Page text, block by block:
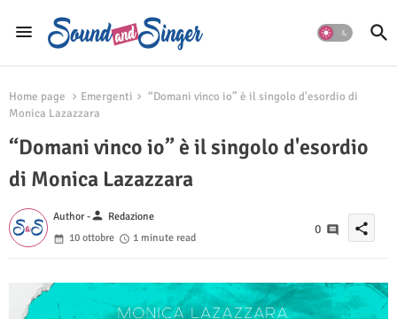
Home page Emergenti
“Domani vinco io” è il singolo d'esordio di
Monica Lazazzara
“Domani vinco io” è il singolo d'esordio
di Monica Lazazzara
Author -person Redazione
10 ottobre
1 minute read
0 share